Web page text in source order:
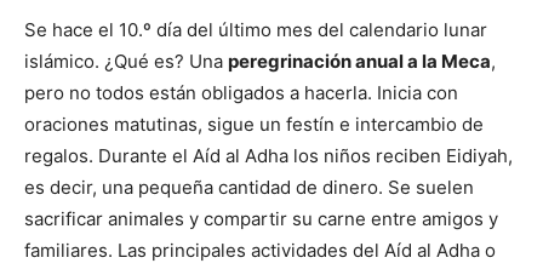
Se hace el 10.º día del último mes del calendario lunar
islámico. ¿Qué es? Una peregrinación anual a la Meca,
pero no todos están obligados a hacerla. Inicia con
oraciones matutinas, sigue un festín e intercambio de
regalos. Durante el Aíd al Adha los niños reciben Eidiyah,
es decir, una pequeña cantidad de dinero. Se suelen
sacrificar animales y compartir su carne entre amigos y
familiares. Las principales actividades del Aíd al Adha o